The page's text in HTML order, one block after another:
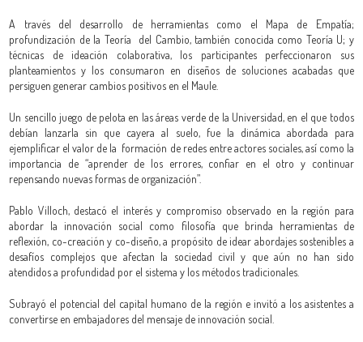
A través del desarrollo de herramientas como el Mapa de Empatía;
profundización de la Teoría del Cambio, también conocida como Teoría U; y
técnicas de ideación colaborativa, los participantes perfeccionaron sus
planteamientos y los consumaron en diseños de soluciones acabadas que
persiguen generar cambios positivos en el Maule.
Un sencillo juego de pelota en las áreas verde de la Universidad, en el que todos
debían lanzarla sin que cayera al suelo, fue la dinámica abordada para
ejemplificar el valor de la formación de redes entre actores sociales, así como la
importancia de “aprender de los errores, confiar en el otro y continuar
repensando nuevas formas de organización”.
Pablo Villoch, destacó el interés y compromiso observado en la región para
abordar la innovación social como filosofía que brinda herramientas de
reflexión, co-creación y co-diseño, a propósito de idear abordajes sostenibles a
desafíos complejos que afectan la sociedad civil y que aún no han sido
atendidos a profundidad por el sistema y los métodos tradicionales.
Subrayó el potencial del capital humano de la región e invitó a los asistentes a
convertirse en embajadores del mensaje de innovación social.